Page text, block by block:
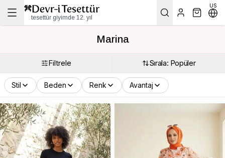
tesettür giyimde 12. yıl
US
Marina
Filtrele Sırala: Popüler
Stil Beden Renk Avantaj